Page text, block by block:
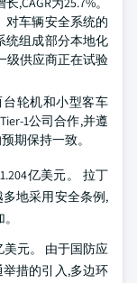
对车辆安全系统的
统组成部分本地化
级供应商正在试验
台轮机和小型客车
1公司合作,并遵
期保持一致。
亿美元。 拉丁
地采用安全条例,
美元。 由于国防应
措的引入,多边环